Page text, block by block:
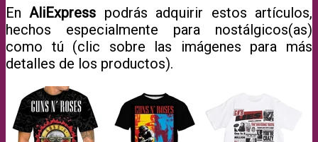
En AliExpress podrás adquirir estos artículos,
hechos especialmente para nostálgicos(as)
como tú (clic sobre las imágenes para más
detalles de los productos).